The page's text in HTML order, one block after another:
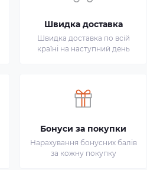
Швидка доставка
Швидка доставка по всій
країні на наступний день
Бонуси за покупки
Нарахування бонусних балів
за кожну покупку